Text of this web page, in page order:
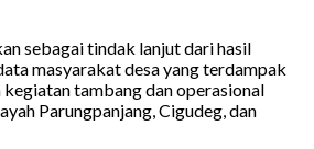
sebagai tindak lanjut dari hasil
masyarakat desa yang terdampak
tambang dan operasional
Parungpanjang, Cigudeg, dan